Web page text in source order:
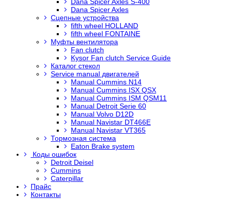
Dana Spicer Axles
Сцепные устройства
fifth wheel HOLLAND
fifth wheel FONTAINE
Муфты вентилятора
Fan clutch
Kysor Fan clutch Service Guide
Каталог стекол
Service manual двигателей
Manual Cummins N14
Manual Cummins ISX QSX
Manual Cummins ISM QSM11
Manual Detroit Serie 60
Manual Volvo D12D
Manual Navistar DT466E
Manual Navistar VT365
Тормозная система
Eaton Brake system
Коды ошибок
Detroit Deisel
Cummins
Caterpillar
Прайс
Контакты